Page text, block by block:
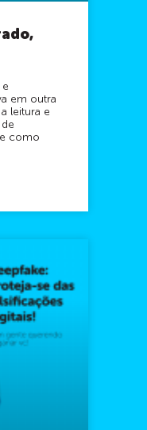
e
em outra
leitura e
como